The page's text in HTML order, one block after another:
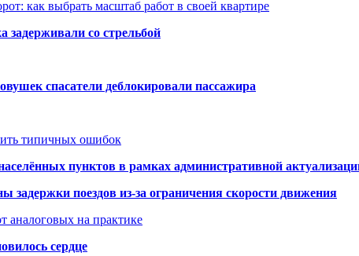
как выбрать масштаб работ в своей квартире
задерживали со стрельбой
спасатели деблокировали пассажира
типичных ошибок
пунктов в рамках административной
поездов из-за ограничения скорости движения
аналоговых на практике
сердце